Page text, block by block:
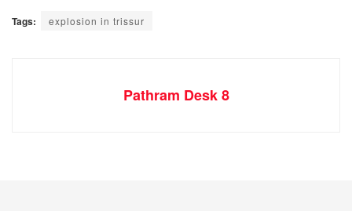
Tags: explosion in trissur
Pathram Desk 8